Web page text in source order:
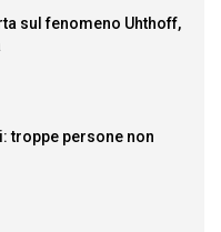
sul fenomeno Uhthoff,
troppe persone non